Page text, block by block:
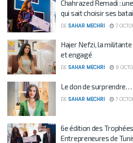
Chahrazed Remadi :
qui sait choisir ses
DE SAHAR MECHRI 7
Hajer Nefzi, la
et engagé
DE SAHAR MECHRI 8
Le don de
DE SAHAR MECHRI 7
6e édition des
Entrepreneures de